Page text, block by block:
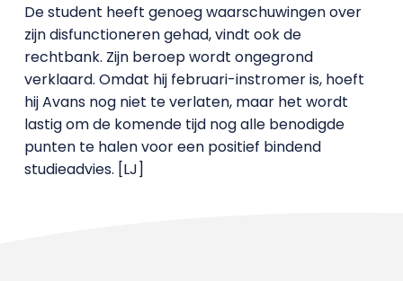
De student heeft genoeg waarschuwingen over
zijn disfunctioneren gehad, vindt ook de
rechtbank. Zijn beroep wordt ongegrond
verklaard. Omdat hij februari-instromer is, hoeft
hij Avans nog niet te verlaten, maar het wordt
lastig om de komende tijd nog alle benodigde
punten te halen voor een positief bindend
studieadvies. [LJ]